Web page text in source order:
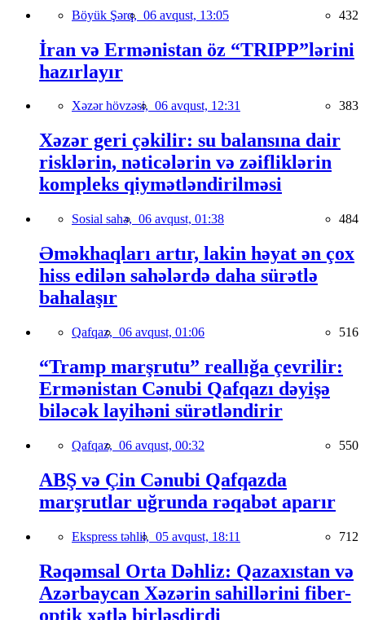
Böyük Şərq, 06 avqust, 13:05 432
İran və Ermənistan öz “TRIPP”lərini
hazırlayır
Xəzər hövzəsi, 06 avqust, 12:31 383
Xəzər geri çəkilir: su balansına dair
risklərin, nəticələrin və zəifliklərin
kompleks qiymətləndirilməsi
Sosial sahə, 06 avqust, 01:38 484
Əməkhaqları artır, lakin həyat ən çox
hiss edilən sahələrdə daha sürətlə
bahalaşır
Qafqaz, 06 avqust, 01:06 516
“Tramp marşrutu” reallığa çevrilir:
Ermənistan Cənubi Qafqazı dəyişə
biləcək layihəni sürətləndirir
Qafqaz, 06 avqust, 00:32 550
ABŞ və Çin Cənubi Qafqazda
marşrutlar uğrunda rəqabət aparır
Ekspress təhlil, 05 avqust, 18:11 712
Rəqəmsal Orta Dəhliz: Qazaxıstan və
Azərbaycan Xəzərin sahillərini fiber-
optik xətlə birləşdirdi